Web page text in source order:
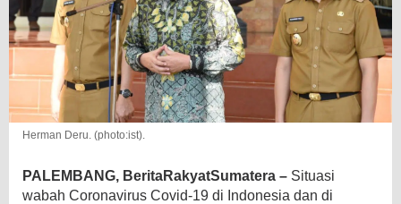
Herman Deru. (photo:ist).
PALEMBANG, BeritaRakyatSumatera – Situasi
wabah Coronavirus Covid-19 di Indonesia dan di